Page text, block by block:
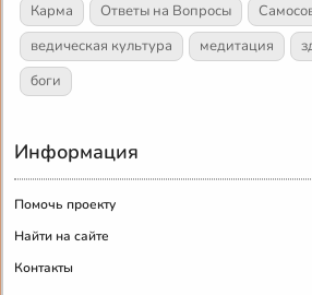
Карма
Ответы на Вопросы
ведическая культура
медитация
боги
Информация
Помочь проекту
Найти на сайте
Контакты